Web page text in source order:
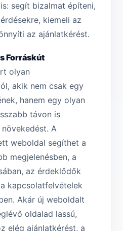
segít bizalmat építeni,
kiemeli az
az ajánlatkérést.
Forráskút
olyan
akik nem csak egy
hanem egy olyan
távon is
A
weboldal segíthet a
megjelenésben, a
az érdeklődők
kapcsolatfelvételek
Akár új weboldalt
oldalad lassú,
elég ajánlatkérést, a